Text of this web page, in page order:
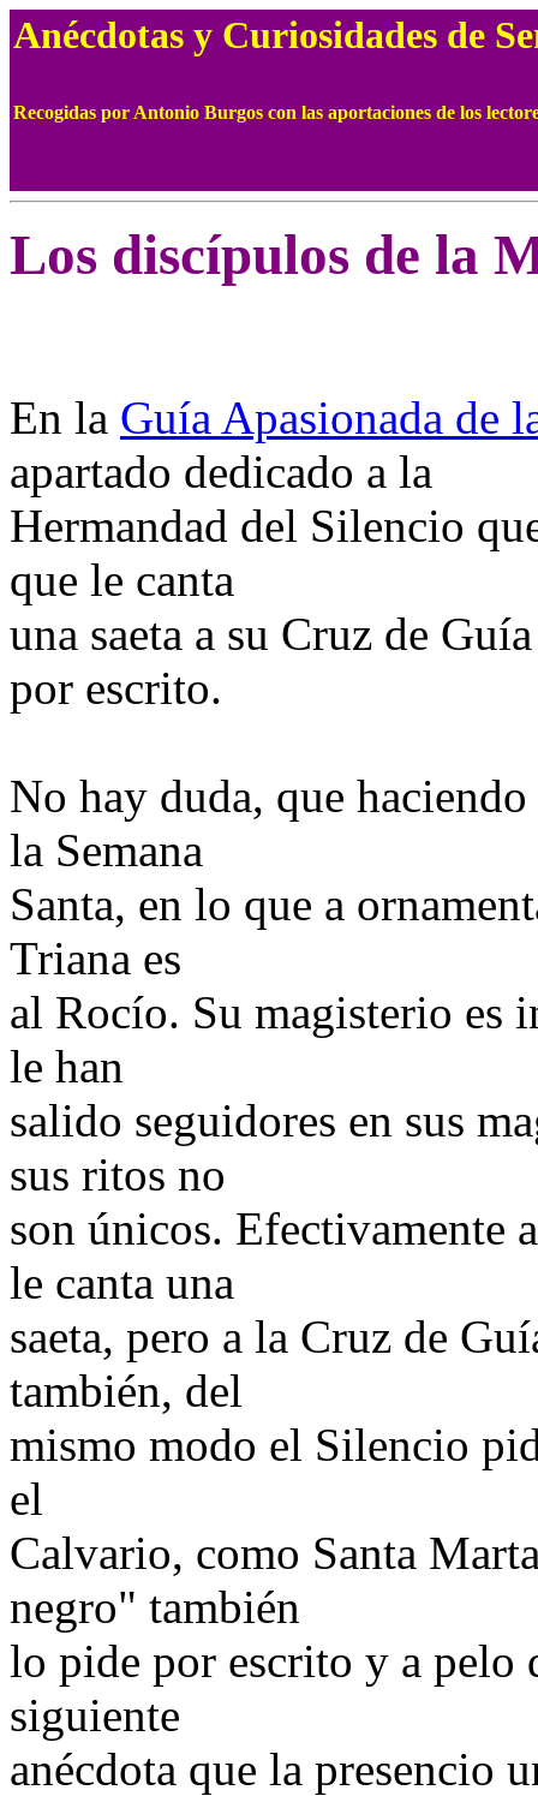
Anécdotas y Curiosidades de
Recogidas por Antonio Burgos con las aportaciones de los
Los discípulos de la
En la Guía Apasionada de
apartado dedicado a la
Hermandad del Silencio
que le canta
una saeta a su Cruz de
por escrito.
No hay duda, que
la Semana
Santa, en lo que a
Triana es
al Rocío. Su magisterio es
le han
salido seguidores en sus
sus ritos no
son únicos. Efectivamente
le canta una
saeta, pero a la Cruz de
también, del
mismo modo el Silencio
el
Calvario, como Santa
negro" también
lo pide por escrito y a pelo
siguiente
anécdota que la presencio